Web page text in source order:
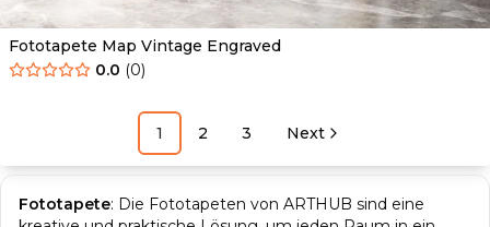
Fototapete Map Vintage Engraved
0.0 (0)
1 2 3 Next
Fototapete: Die Fototapeten von ARTHUB sind eine